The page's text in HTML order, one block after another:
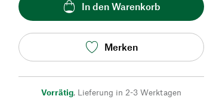
In den Warenkorb
Merken
Vorrätig, Lieferung in 2-3 Werktagen